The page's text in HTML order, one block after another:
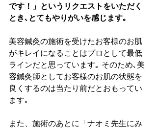
です！」というリクエストをいただく
とき､とてもやりがいを感じます｡
美容鍼灸の施術を受けたお客様のお肌
がキレイになることはプロとして最低
ラインだと思っています｡ そのため､美
容鍼灸師としてお客様のお肌の状態を
良くするのは当たり前だとおもってい
ます｡
また、施術のあとに「ナオミ先生にみ